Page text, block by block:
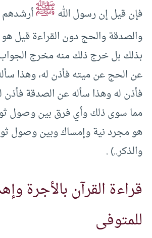
فإن قيل إن رسول اللهﷺأرشدهم
والصدقة والحج دون القراءة قيل هو
بذلك بل خرج ذلك منه مخرج
عن الحج عن ميته فأذن له، وهذا
فأذن له وهذا سأله عن الصدقة فأذن
مما سوى ذلك وأي فرق بين وصول
هو مجرد نية وإمساك وبين وصول
والذكر..) .
قراءة القرآن بالأجرة
للمتوفى